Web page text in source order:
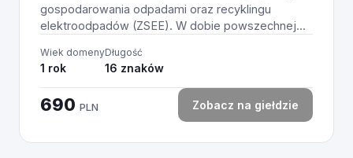
gospodarowania odpadami oraz recyklingu
elektroodpadów (ZSEE). W dobie powszechnej...
Wiek domeny
1 rok
Długość
16 znaków
690 PLN Zobacz na giełdzie